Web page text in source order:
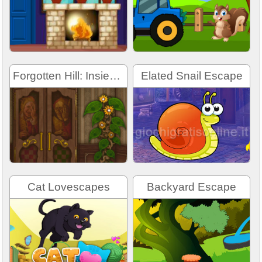
Forgotten Hill: Insieme Di Nuovo Elated Snail Escape
Cat Lovescapes Backyard Escape